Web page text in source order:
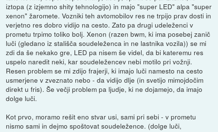
iztopa (z izjemno shity tehnologijo) in majo "super LED" alpa "super
xenon" žaromete. Vozniki teh avtomobilov res ne trpijo prav dosti in
verjetno res dobro vidijo na cesto. Zato pa drugi udeleženci v
prometu trpimo toliko bolj. Xenon (razen bwm, ki ima posebej zanič
luči (gledano iz stališča soudeleženca in ne lastnika vozila)) se mi
zdi da še nekako gre, LED pa nisem še videl, da bi kateremu res
uspelo naredit neki, kar soudeležencev nebi motilo pri vožnji.
Resen problem se mi zdijo frajerji, ki imajo luči namesto na cesto
usmerjene v zveznato nebo - da vidijo dlje (in svetijo mimojdočim
direkt u fris). Še večji problem pa ljudje, ki ne dojamejo, da imajo
dolge luči.
Kot prvo, moramo rešit eno stvar usi, sami pri sebi - v prometu
nismo sami in dejmo spoštovat soudeležence. (dolge luči,